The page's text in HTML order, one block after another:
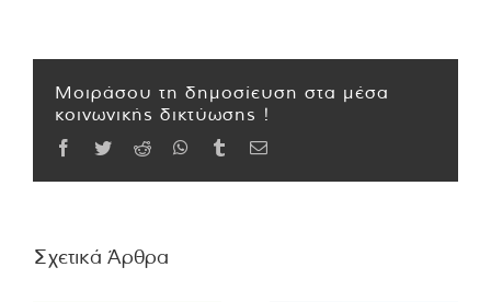
Μοιράσου τη δημοσίευση στα μέσα
κοινωνικής δικτύωσης !
Facebook
TwitterReddit WhatsApp
TumblrEmail
Σχετικά Άρθρα